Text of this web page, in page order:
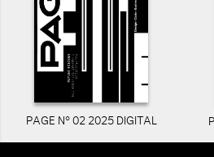
PAGE N° 02 2025 DIGITAL